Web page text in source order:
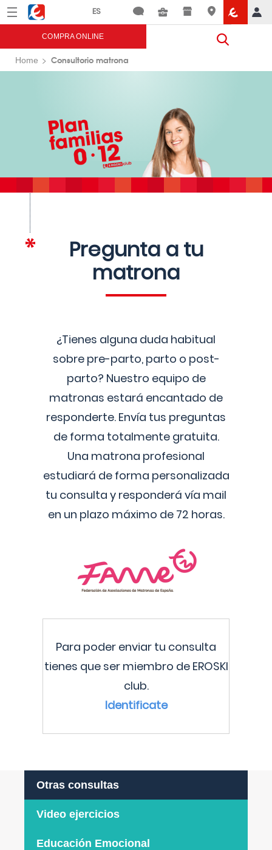
Menú Eroski
COMPRA ONLINE
Home Consultorio matrona
Pregunta a tu
matrona
¿Tienes alguna duda habitual
sobre pre-parto, parto o post-
parto? Nuestro equipo de
matronas estará encantado de
responderte. Envía tus preguntas
de forma totalmente gratuita.
Una matrona profesional
estudiará de forma personalizada
tu consulta y responderá vía mail
en un plazo máximo de 72 horas.
Para poder enviar tu consulta
tienes que ser miembro de EROSKI
club.
Identificate
Otras consultas
Video ejercicios
Educación Emocional